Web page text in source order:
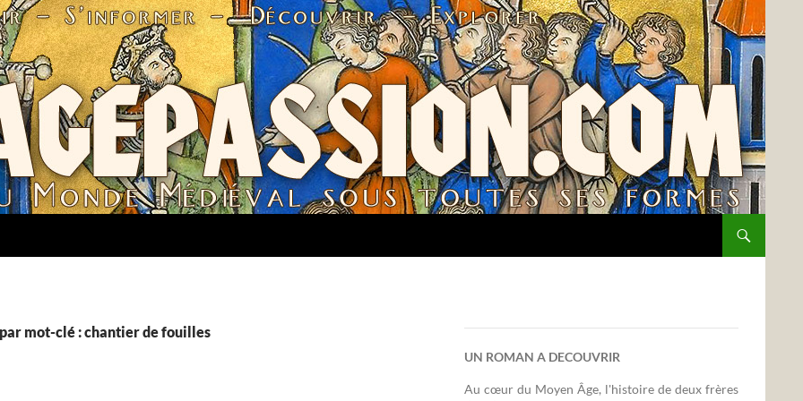
mot-clé : chantier de fouilles
UN ROMAN A DECOUVRIR
Au cœur du Moyen Âge, l'histoire de deux frères